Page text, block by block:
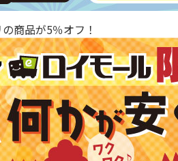
商品が5％オフ！